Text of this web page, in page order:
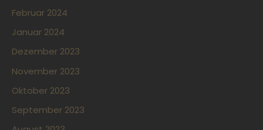
Februar 2024
Januar 2024
Dezember 2023
November 2023
Oktober 2023
September 2023